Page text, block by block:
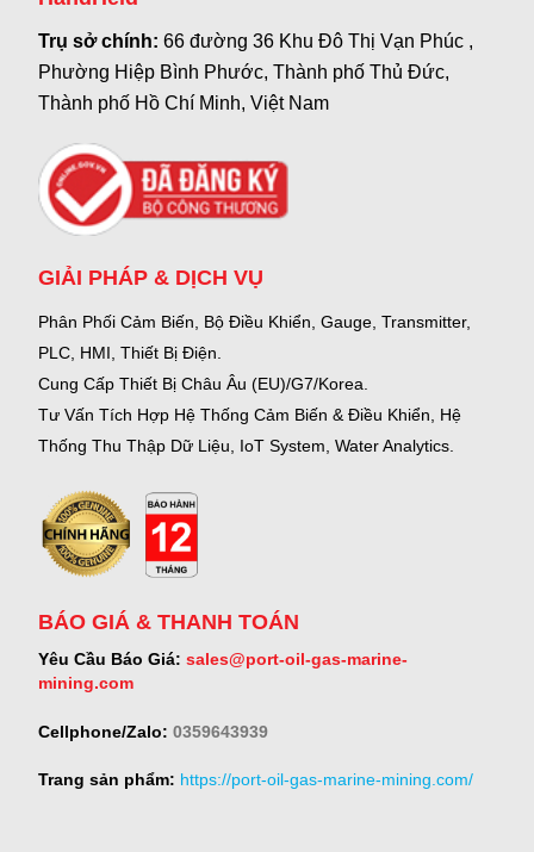
Trụ sở chính:66 đường 36 Khu Đô Thị Vạn Phúc ,
Phường Hiệp Bình Phước, Thành phố Thủ Đức,
Thành phố Hồ Chí Minh, Việt Nam
GIẢI PHÁP & DỊCH VỤ
Phân Phối Cảm Biến, Bộ Điều Khiển, Gauge, Transmitter,
PLC, HMI, Thiết Bị Điện.
Cung Cấp Thiết Bị Châu Âu (EU)/G7/Korea.
Tư Vấn Tích Hợp Hệ Thống Cảm Biến & Điều Khiển, Hệ
Thống Thu Thập Dữ Liệu, IoT System, Water Analytics.
BÁO GIÁ & THANH TOÁN
Yêu Cầu Báo Giá: sales@port-oil-gas-marine-
mining.com
Cellphone/Zalo: 0359643939
Trang sản phẩm: https://port-oil-gas-marine-mining.com/